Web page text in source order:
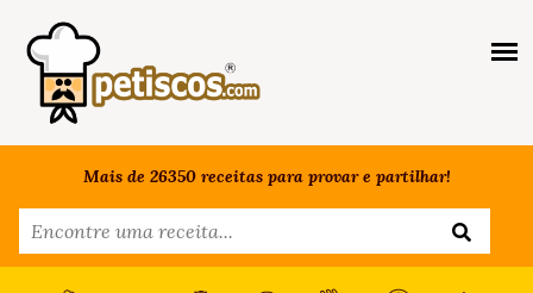
Mais de 26350 receitas para provar e partilhar!